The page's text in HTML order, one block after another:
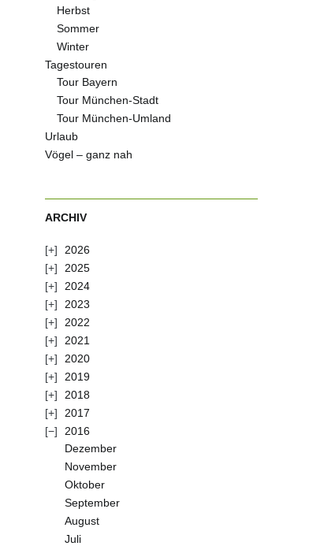
Herbst
Sommer
Winter
Tagestouren
Tour Bayern
Tour München-Stadt
Tour München-Umland
Urlaub
Vögel – ganz nah
ARCHIV
2026
2025
2024
2023
2022
2021
2020
2019
2018
2017
2016
Dezember
November
Oktober
September
August
Juli